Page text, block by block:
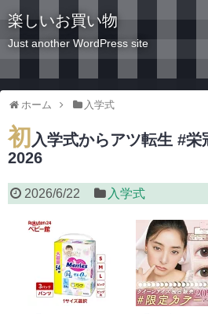
楽しいお買い物
Just another WordPress site
ホーム 入学式
初入学式からアツ転生 #栄
2026
2026/6/22 入学式